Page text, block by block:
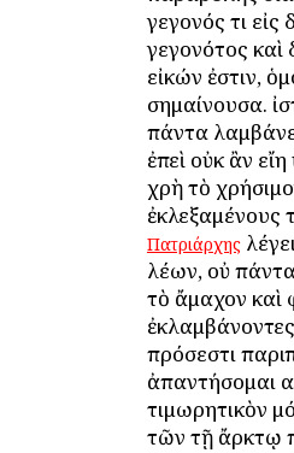
γεγονός τι εἰς
γεγονότος
εἰκών ἐστιν,
σημαίνουσα.
πάντα
ἐπεὶ οὐκ ἂν
χρὴ τὸ
ἐκλεξαμένους
Πατριάρχης
λέων, οὐ
τὸ ἄμαχον καὶ
πρόσεστι
ἀπαντήσομαι
τιμωρητικὸν
τῶν τῇ ἄρκτῳ